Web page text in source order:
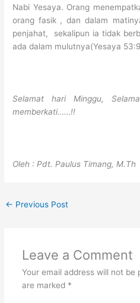
Nabi Yesaya. Orang
orang fasik , dan dalam
penjahat, sekalipun ia tidak
ada dalam mulutnya(Yesaya
Selamat hari Minggu,
memberkati……!!
Oleh : Pdt. Paulus Timang, M.Th
← Previous Post
Leave a Comment
Your email address will not be
are marked *